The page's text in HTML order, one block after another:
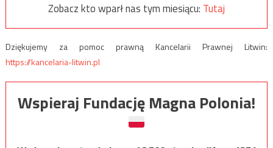
Zobacz kto wparł nas tym miesiącu: Tutaj
Dziękujemy za pomoc prawną Kancelarii Prawnej Litwin:
https://kancelaria-litwin.pl
Wspieraj Fundację Magna Polonia!